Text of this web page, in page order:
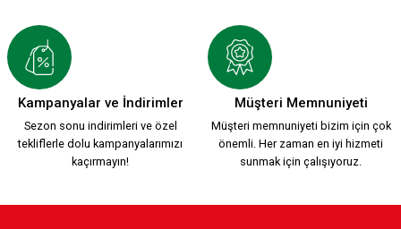
99,90 TL 99,90 TL
KSK MAGNET MODEL 1 KSK MAGNET MODEL 2
KSK MAGNET MODEL 3 YEŞİL KIRMIZI MAGNET
Kampanyalar ve İndirimler
Sezon sonu indirimleri ve özel
tekliflerle dolu kampanyalarımızı
kaçırmayın!
Müşteri Memnuniyeti
Müşteri memnuniyeti bizim için çok
önemli. Her zaman en iyi hizmeti
sunmak için çalışıyoruz.